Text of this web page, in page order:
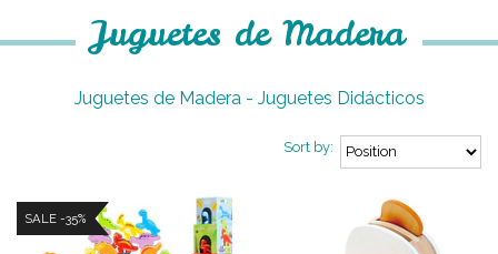
Juguetes de Madera
Juguetes de Madera - Juguetes Didácticos
Sort by:
SALE -35%